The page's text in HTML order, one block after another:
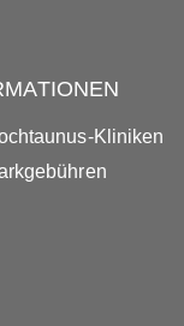
Kliniken